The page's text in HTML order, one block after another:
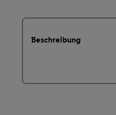
Beschreibung